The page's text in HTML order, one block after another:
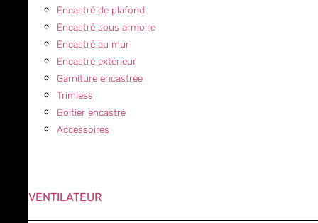
Encastré de plafond
Encastré sous armoire
Encastré au mur
Encastré extérieur
Garniture encastrée
Trimless
Boitier encastré
Accessoires
VENTILATEUR